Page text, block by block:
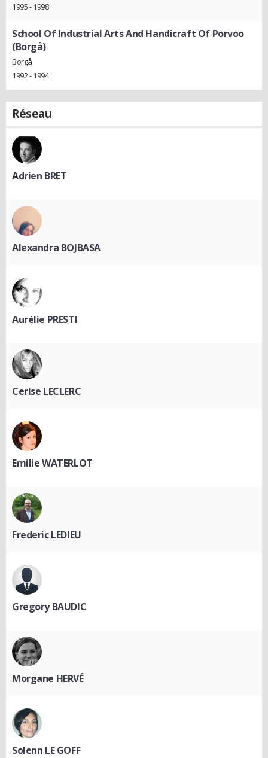
1995 - 1998
School Of Industrial Arts And Handicraft Of Porvoo
(Borgå)
Borgå
1992 - 1994
Réseau
Adrien BRET
Alexandra BOJBASA
Aurélie PRESTI
Cerise LECLERC
Emilie WATERLOT
Frederic LEDIEU
Gregory BAUDIC
Morgane HERVÉ
Solenn LE GOFF